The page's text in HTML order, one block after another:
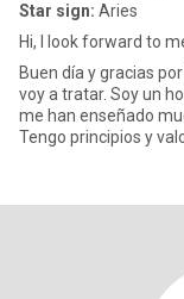
Star sign: Aries
Hi, I look forward to
Buen día y gracias
voy a tratar. Soy un
me han enseñado
Tengo principios y